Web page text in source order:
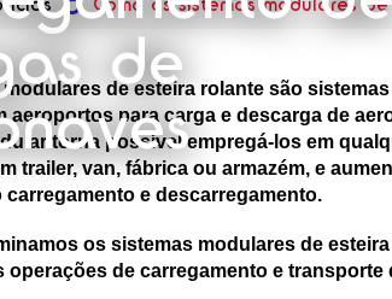
de
de esteira rolante são
aeroportos para carga e descarga de
torna possível empregá-los em
trailer, van, fábrica ou armazém, e
carregamento e descarregamento.
os sistemas modulares de
operações de carregamento e transporte